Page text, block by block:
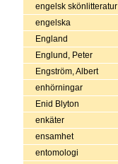
engelsk skönlitteratur
engelska
England
Englund, Peter
Engström, Albert
enhörningar
Enid Blyton
enkäter
ensamhet
entomologi